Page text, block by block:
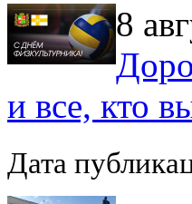
8
и все, кто
Дата